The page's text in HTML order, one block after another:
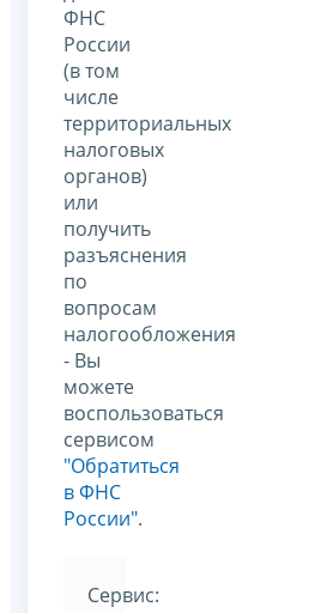
ФНС
России
(в том
числе
территориальных
налоговых
органов)
или
получить
разъяснения
по
вопросам
налогообложения
- Вы
можете
воспользоваться
сервисом
"Обратиться
в ФНС
России".
Cервис: